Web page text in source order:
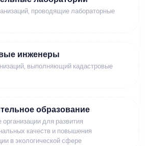
проводящие лабораторные
инженеры
выполняющий кадастровые
образование
для развития
качеств и повышения
в экологической сфере